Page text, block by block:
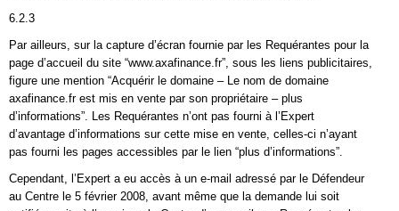
6.2.3
Par ailleurs, sur la capture d’écran fournie par les Requérantes pour la
page d’accueil du site “www.axafinance.fr”, sous les liens publicitaires,
figure une mention “Acquérir le domaine – Le nom de domaine
axafinance.fr est mis en vente par son propriétaire – plus
d’informations”. Les Requérantes n’ont pas fourni à l’Expert
d’avantage d’informations sur cette mise en vente, celles-ci n’ayant
pas fourni les pages accessibles par le lien “plus d’informations”.
Cependant, l’Expert a eu accès à un e-mail adressé par le Défendeur
au Centre le 5 février 2008, avant même que la demande lui soit